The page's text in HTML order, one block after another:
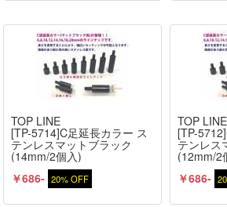
TOP LINE
[TP-5714]C足延長カラー ス
テンレスマットブラック
(14mm/2個入)
￥686- 20% OFF
TOP LINE
[TP-
テンレス
(12mm/2
￥686-